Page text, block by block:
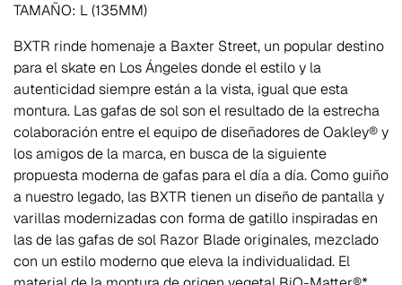
TAMAÑO: L (135MM)
BXTR rinde homenaje a Baxter Street, un popular destino
para el skate en Los Ángeles donde el estilo y la
autenticidad siempre están a la vista, igual que esta
montura. Las gafas de sol son el resultado de la estrecha
colaboración entre el equipo de diseñadores de Oakley® y
los amigos de la marca, en busca de la siguiente
propuesta moderna de gafas para el día a día. Como guiño
a nuestro legado, las BXTR tienen un diseño de pantalla y
varillas modernizadas con forma de gatillo inspiradas en
las de las gafas de sol Razor Blade originales, mezclado
con un estilo moderno que eleva la individualidad. El